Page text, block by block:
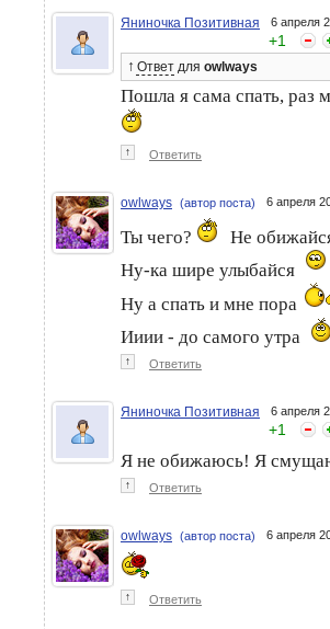
Яниночка Позитивная 6 апреля
+1
↑ Ответ для owlways
Пошла я сама спать, раз
↑ Ответить
owlways (автор поста) 6 апреля
Ты чего?
Не
Ну-ка шире улыбайся
Ну а спать и мне пора
Ииии - до самого утра
↑ Ответить
Яниночка Позитивная 6 апреля
+1
Я не обижаюсь! Я
↑ Ответить
owlways (автор поста) 6 апреля
↑ Ответить